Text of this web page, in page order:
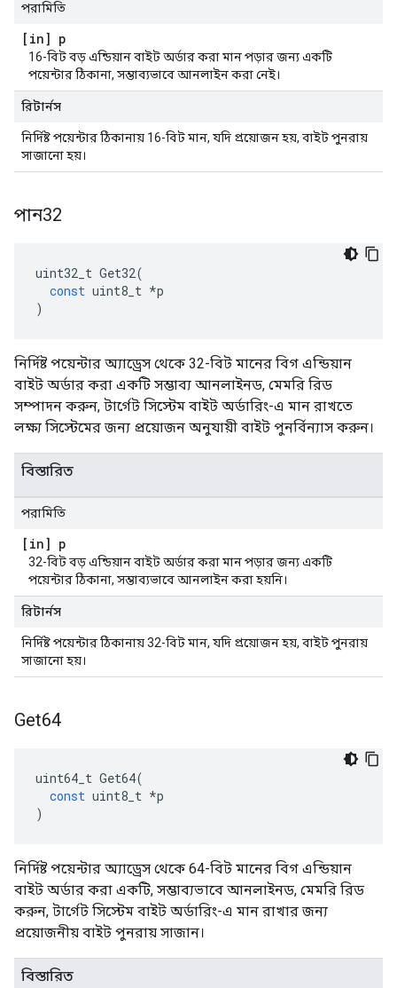
পরামিতি
[in] p
16-বিট বড় এন্ডিয়ান বাইট অর্ডার করা মান পড়ার জন্য একটি
পয়েন্টার ঠিকানা, সম্ভাব্যভাবে আনলাইন করা নেই।
রিটার্নস
নির্দিষ্ট পয়েন্টার ঠিকানায় 16-বিট মান, যদি প্রয়োজন হয়, বাইট পুনরায়
সাজানো হয়।
পান32
uint32_t Get32(
const uint8_t *p
)
নির্দিষ্ট পয়েন্টার অ্যাড্রেস থেকে 32-বিট মানের বিগ এন্ডিয়ান
বাইট অর্ডার করা একটি সম্ভাব্য আনলাইনড, মেমরি রিড
সম্পাদন করুন, টার্গেট সিস্টেম বাইট অর্ডারিং-এ মান রাখতে
লক্ষ্য সিস্টেমের জন্য প্রয়োজন অনুযায়ী বাইট পুনর্বিন্যাস করুন।
বিস্তারিত
পরামিতি
[in] p
32-বিট বড় এন্ডিয়ান বাইট অর্ডার করা মান পড়ার জন্য একটি
পয়েন্টার ঠিকানা, সম্ভাব্যভাবে আনলাইন করা হয়নি।
রিটার্নস
নির্দিষ্ট পয়েন্টার ঠিকানায় 32-বিট মান, যদি প্রয়োজন হয়, বাইট পুনরায়
সাজানো হয়।
Get64
uint64_t Get64(
const uint8_t *p
)
নির্দিষ্ট পয়েন্টার অ্যাড্রেস থেকে 64-বিট মানের বিগ এন্ডিয়ান
বাইট অর্ডার করা একটি, সম্ভাব্যভাবে আনলাইনড, মেমরি রিড
করুন, টার্গেট সিস্টেম বাইট অর্ডারিং-এ মান রাখার জন্য
প্রয়োজনীয় বাইট পুনরায় সাজান।
বিস্তারিত